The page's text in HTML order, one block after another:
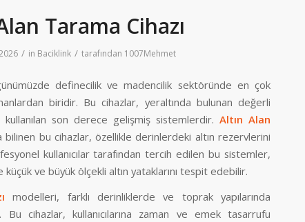
Tarama Cihazı
/ in Baciklink / tarafından 1007Mehmet
definecilik ve madencilik sektöründe en çok
biridir. Bu cihazlar, yeraltında bulunan değerli
son derece gelişmiş sistemlerdir. Altın Alan
bilinen bu cihazlar, özellikle derinlerdeki altın rezervlerini
kullanıcılar tarafından tercih edilen bu sistemler,
ve büyük ölçekli altın yataklarını tespit edebilir.
modelleri, farklı derinliklerde ve toprak yapılarında
Bu cihazlar, kullanıcılarına zaman ve emek tasarrufu